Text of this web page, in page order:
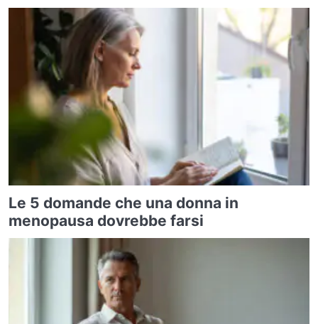
Le 5 domande che una donna in
menopausa dovrebbe farsi